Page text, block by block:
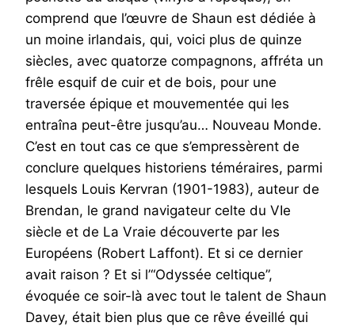
comprend que l’œuvre de Shaun est dédiée à
un moine irlandais, qui, voici plus de quinze
siècles, avec quatorze compagnons, affréta un
frêle esquif de cuir et de bois, pour une
traversée épique et mouvementée qui les
entraîna peut-être jusqu’au… Nouveau Monde.
C’est en tout cas ce que s’empressèrent de
conclure quelques historiens téméraires, parmi
lesquels Louis Kervran (1901-1983), auteur de
Brendan, le grand navigateur celte du VIe
siècle et de La Vraie découverte par les
Européens (Robert Laffont). Et si ce dernier
avait raison ? Et si l’“Odyssée celtique”,
évoquée ce soir-là avec tout le talent de Shaun
Davey, était bien plus que ce rêve éveillé qui